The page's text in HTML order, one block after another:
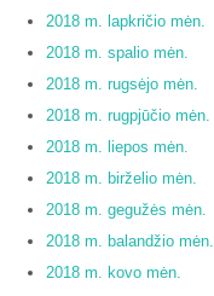
2018 m. lapkričio mėn.
2018 m. spalio mėn.
2018 m. rugsėjo mėn.
2018 m. rugpjūčio mėn.
2018 m. liepos mėn.
2018 m. birželio mėn.
2018 m. gegužės mėn.
2018 m. balandžio mėn.
2018 m. kovo mėn.